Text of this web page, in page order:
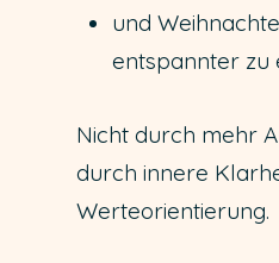
und
entspannter zu
Nicht durch mehr
durch innere
Werteorientierung.